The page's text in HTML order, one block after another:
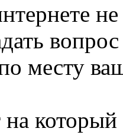
не
месту